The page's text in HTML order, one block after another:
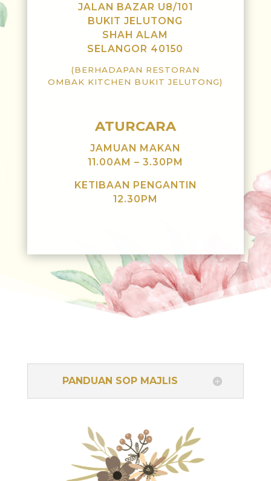
JALAN BAZAR U8/101
BUKIT JELUTONG
SHAH ALAM
SELANGOR 40150
(BERHADAPAN RESTORAN
OMBAK KITCHEN BUKIT JELUTONG)
ATURCARA
JAMUAN MAKAN
11.00AM – 3.30PM
KETIBAAN PENGANTIN
12.30PM
PANDUAN SOP MAJLIS